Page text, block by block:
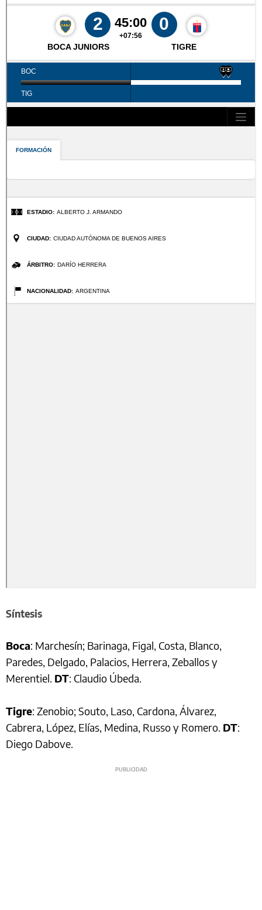
Síntesis
Boca: Marchesín; Barinaga, Figal, Costa, Blanco,
Paredes, Delgado, Palacios, Herrera, Zeballos y
Merentiel. DT: Claudio Úbeda.
Tigre: Zenobio; Souto, Laso, Cardona, Álvarez,
Cabrera, López, Elías, Medina, Russo y Romero. DT:
Diego Dabove.